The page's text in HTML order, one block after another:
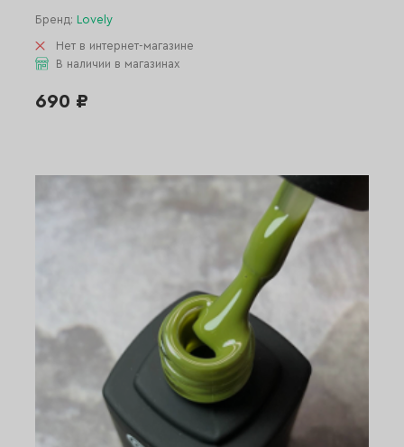
Бренд: Lovely
Нет в интернет-магазине
В наличии в магазинах
690 ₽